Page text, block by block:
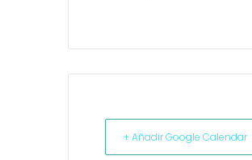
+ Añadir Google Calendar